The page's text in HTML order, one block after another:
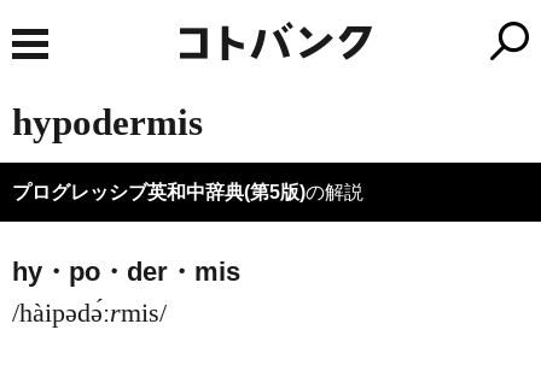
hypodermis
プログレッシブ英和中辞典(第5版)の解説
hy・po・der・mis
/hàipədə́ːrmis/